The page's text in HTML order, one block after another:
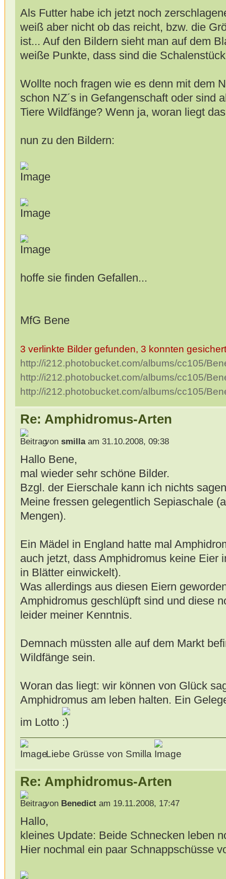
Als Futter habe ich jetzt noch
weiß aber nicht ob das reicht, bzw. die
ist... Auf den Bildern sieht man auf dem
weiße Punkte, dass sind die
Wollte noch fragen wie es denn mit dem
schon NZ´s in Gefangenschaft oder sind
Tiere Wildfänge? Wenn ja, woran liegt
nun zu den Bildern:
hoffe sie finden Gefallen...
MfG Bene
3 verlinkte Bilder gefunden, 3 konnten
http://i212.photobucket.com/albums/cc105/
http://i212.photobucket.com/albums/cc105/
http://i212.photobucket.com/albums/cc105/
Re: Amphidromus-Arten
von smillaam 31.10.2008, 09:38
Hallo Bene,
mal wieder sehr schöne Bilder.
Bzgl. der Eierschale kann ich nichts
Meine fressen gelegentlich Sepiaschale
Mengen).
Ein Mädel in England hatte mal
auch jetzt, dass Amphidromus keine Eier
in Blätter einwickelt).
Was allerdings aus diesen Eiern
Amphidromus geschlüpft sind und diese
leider meiner Kenntnis.
Demnach müssten alle auf dem Markt
Wildfänge sein.
Woran das liegt: wir können von Glück
Amphidromus am leben halten. Ein
im Lotto
Liebe Grüsse von Smilla
Re: Amphidromus-Arten
von Benedictam 19.11.2008, 17:47
Hallo,
kleines Update: Beide Schnecken leben
Hier nochmal ein paar Schnappschüsse